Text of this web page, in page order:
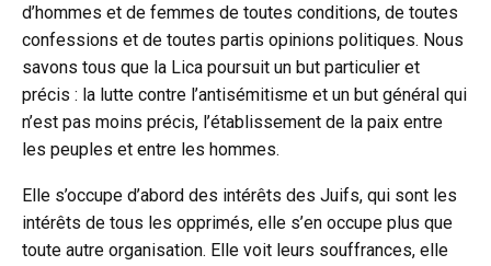
d’hommes et de femmes de toutes conditions, de toutes
confessions et de toutes partis opinions politiques. Nous
savons tous que la Lica poursuit un but particulier et
précis : la lutte contre l’antisémitisme et un but général qui
n’est pas moins précis, l’établissement de la paix entre
les peuples et entre les hommes.
Elle s’occupe d’abord des intérêts des Juifs, qui sont les
intérêts de tous les opprimés, elle s’en occupe plus que
toute autre organisation. Elle voit leurs souffrances, elle